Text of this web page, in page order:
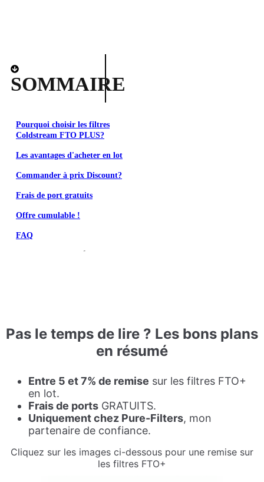
SOMMAIRE
Pourquoi choisir les filtres
Coldstream FTO PLUS?
Les avantages d'acheter en lot
Commander à prix Discount?
Frais de port gratuits
Offre cumulable !
FAQ
Pas le temps de lire ? Les bons plans
en résumé
Entre 5 et 7% de remise sur les filtres FTO+
en lot.
Frais de ports GRATUITS.
Uniquement chez Pure-Filters, mon
partenaire de confiance.
Cliquez sur les images ci-dessous pour une remise sur
les filtres FTO+